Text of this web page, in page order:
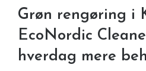
Grøn rengøring i
EcoNordic
hverdag mere